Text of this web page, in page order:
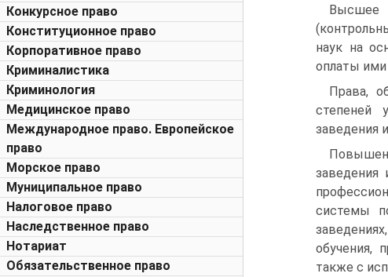
Конкурсное право
Конституционное право
Корпоративное право
Криминалистика
Криминология
Медицинское право
Международное право. Европейское
право
Морское право
Муниципальное право
Налоговое право
Наследственное право
Нотариат
Обязательственное право
Высшее
наук на
оплаты ими
Права,
степеней
заведения
заведения
системы
обучения,
также с